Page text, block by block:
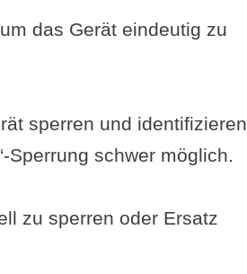
das Gerät eindeutig zu
sperren und identifizieren
Sperrung schwer möglich.
zu sperren oder Ersatz